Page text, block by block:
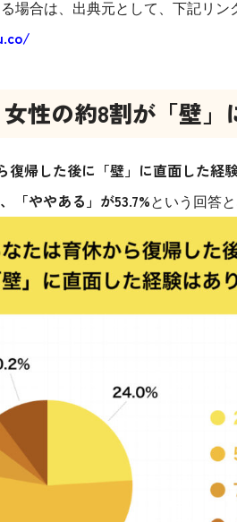
場合は、出典元として、下記リン
性の約8割が「壁」
帰した後に「壁」に直面した経
「ややある」が53.7%という回答